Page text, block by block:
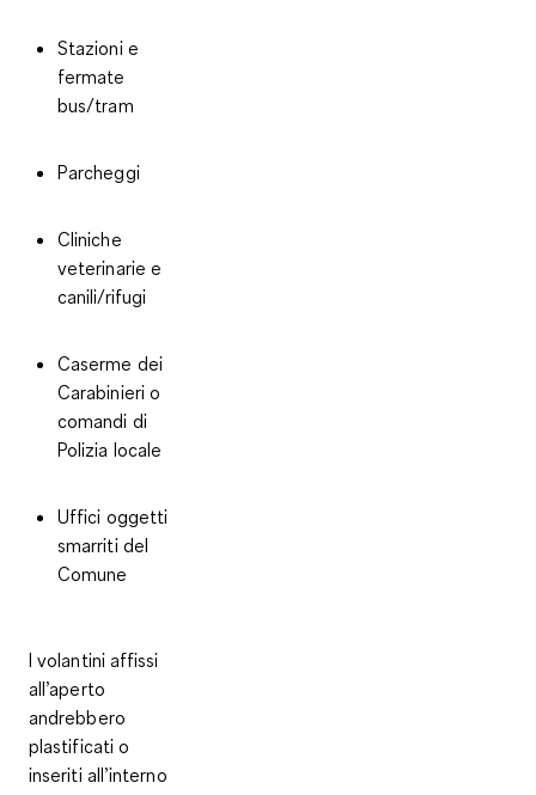
Stazioni e
fermate
bus/tram
Parcheggi
Cliniche
veterinarie e
canili/rifugi
Caserme dei
Carabinieri o
comandi di
Polizia locale
Uffici oggetti
smarriti del
Comune
I volantini affissi
all’aperto
andrebbero
plastificati o
inseriti all’interno